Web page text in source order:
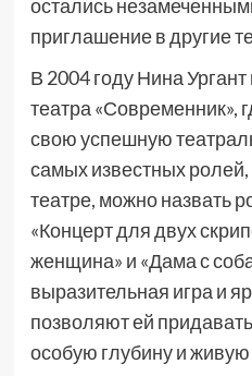
остались
приглашение в другие
В 2004 году Нина Ургант
театра «Современник»,
свою успешную
самых известных
театре, можно назвать
«Концерт для двух
женщина» и «Дама с
выразительная игра и
позволяют ей
особую глубину и живую